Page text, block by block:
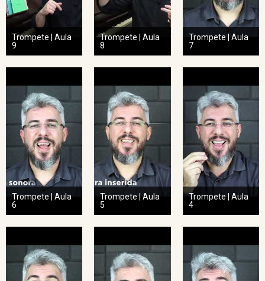
Trompete | Aula
9
Trompete | Aula
8
Trompete | Aula
7
Trompete | Aula
6
Trompete | Aula
5
Trompete | Aula
4